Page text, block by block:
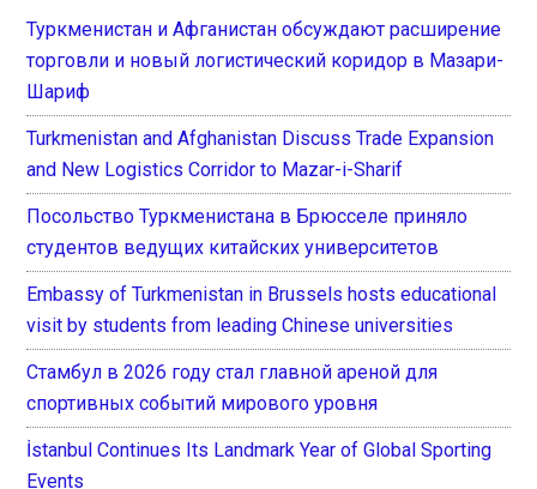
Туркменистан и Афганистан обсуждают расширение
торговли и новый логистический коридор в Мазари-
Шариф
Turkmenistan and Afghanistan Discuss Trade Expansion
and New Logistics Corridor to Mazar-i-Sharif
Посольство Туркменистана в Брюсселе приняло
студентов ведущих китайских университетов
Embassy of Turkmenistan in Brussels hosts educational
visit by students from leading Chinese universities
Стамбул в 2026 году стал главной ареной для
спортивных событий мирового уровня
İstanbul Continues Its Landmark Year of Global Sporting
Events